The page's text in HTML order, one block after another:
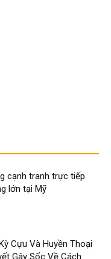
cạnh tranh trực tiếp
lớn tại Mỹ
Cựu Và Huyền Thoại
Gây Sốc Về Cách